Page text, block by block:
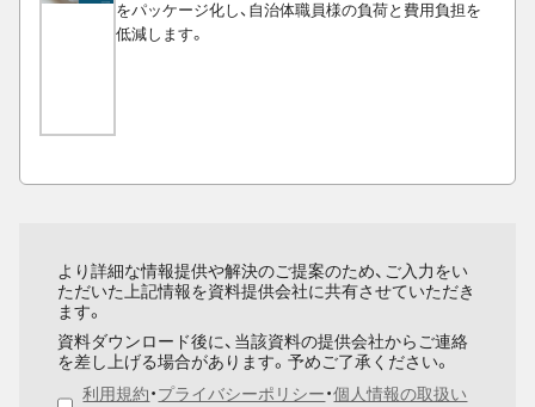
をパッケージ化し、自治体職員様の負荷と費用負担を
低減します。
より詳細な情報提供や解決のご提案のため、ご入力をい
ただいた上記情報を資料提供会社に共有させていただき
ます。
資料ダウンロード後に、当該資料の提供会社からご連絡
を差し上げる場合があります。予めご了承ください。
利用規約・プライバシーポリシー・個人情報の取扱い